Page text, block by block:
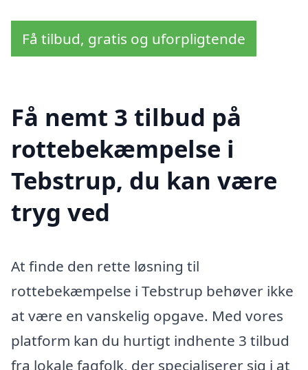
Få tilbud, gratis og uforpligtende
Få nemt 3 tilbud på
rottebekæmpelse i
Tebstrup, du kan være
tryg ved
At finde den rette løsning til
rottebekæmpelse i Tebstrup behøver ikke
at være en vanskelig opgave. Med vores
platform kan du hurtigt indhente 3 tilbud
fra lokale fagfolk, der specialiserer sig i at